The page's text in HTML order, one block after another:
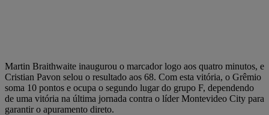
Martin Braithwaite inaugurou o marcador logo aos quatro minutos, e
Cristian Pavon selou o resultado aos 68. Com esta vitória, o Grêmio
soma 10 pontos e ocupa o segundo lugar do grupo F, dependendo
de uma vitória na última jornada contra o líder Montevideo City para
garantir o apuramento direto.